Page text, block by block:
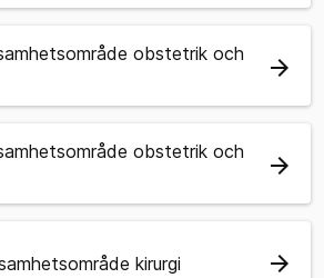
obstetrik och
arrow_forward
obstetrik och
arrow_forward
kirurgi arrow_forward